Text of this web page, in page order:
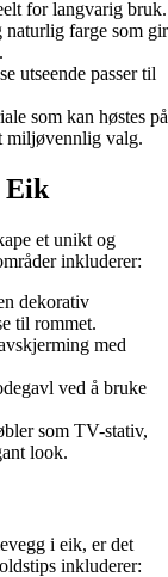
for langvarig bruk.
naturlig farge som gir
utseende passer til
som kan høstes på
miljøvennlig valg.
Eik
et unikt og
inkluderer:
dekorativ
til rommet.
med
ved å bruke
som TV-stativ,
look.
i eik, er det
inkluderer: